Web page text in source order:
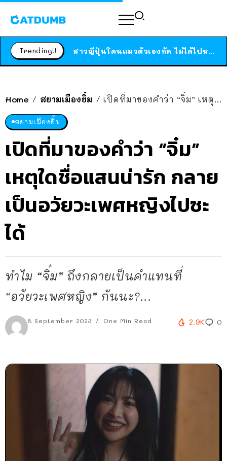
Trending!! ได้เวลาเด็กหนวดรวมตัว RF Online Next เปิดให้เล่นแล้ว เกม Sci-Fi MMORPG ระดับตำนาน เล่นได้ทั้งมือถือและ PC
Home / สยามเมืองยิ้ม / เปิดที่มาของคำว่า “จิ๋ม” เหตุใดชื่อแสนน่ารัก กลายเป็นอวัยวะเพศหญิงไปซะได้
สยามเมืองยิ้ม
เปิดที่มาของคำว่า “จิ๋ม”
เหตุใดชื่อแสนน่ารัก กลาย
เป็นอวัยวะเพศหญิงไปซะ
ได้
ทำไม “จิ๋ม” ถึงกลายเป็นคำแทนที่
“อวัยวะเพศหญิง” กันนะ?...
8 September 2023 One Min Read 2.9K 0